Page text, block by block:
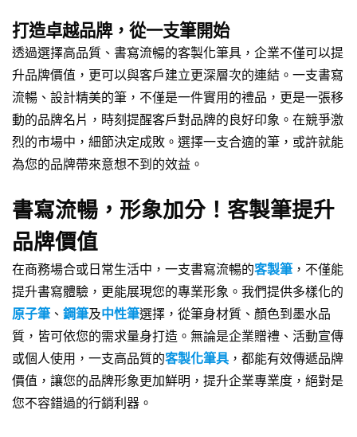
打造卓越品牌，從一支筆開始
透過選擇高品質、書寫流暢的客製化筆具，企業不僅可以提
升品牌價值，更可以與客戶建立更深層次的連結。一支書寫
流暢、設計精美的筆，不僅是一件實用的禮品，更是一張移
動的品牌名片，時刻提醒客戶對品牌的良好印象。在競爭激
烈的市場中，細節決定成敗。選擇一支合適的筆，或許就能
為您的品牌帶來意想不到的效益。
書寫流暢，形象加分！客製筆提升
品牌價值
在商務場合或日常生活中，一支書寫流暢的客製筆 ，不僅能
提升書寫體驗，更能展現您的專業形象。我們提供多樣化的
原子筆 、 鋼筆及中性筆選擇，從筆身材質、顏色到墨水品
質，皆可依您的需求量身打造。無論是企業贈禮、活動宣傳
或個人使用，一支高品質的客製化筆具 ，都能有效傳遞品牌
價值，讓您的品牌形象更加鮮明，提升企業專業度，絕對是
您不容錯過的行銷利器。